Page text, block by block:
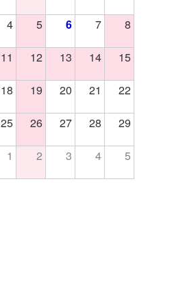
4 5 6 7 8
11 12 13 14 15
18 19 20 21 22
25 26 27 28 29
1 2 3 4 5